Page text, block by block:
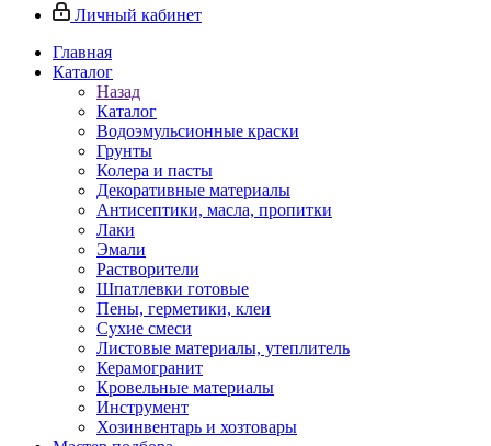
Личный кабинет
Главная
Каталог
Назад
Каталог
Водоэмульсионные краски
Грунты
Колера и пасты
Декоративные материалы
Антисептики, масла, пропитки
Лаки
Эмали
Растворители
Шпатлевки готовые
Пены, герметики, клеи
Сухие смеси
Листовые материалы, утеплитель
Керамогранит
Кровельные материалы
Инструмент
Хозинвентарь и хозтовары